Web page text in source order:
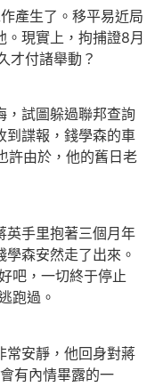
產生了。移平易近局
。現實上，拘捕證8月
才付諸舉動？
試圖躲過聯邦查詢
到諜報，錢學森的車
許由於，他的舊日老
手里抱著三個月年
森安然走了出來。
吧，一切終于停止
跑過。
安靜，他回身對蔣
有內情畢露的一